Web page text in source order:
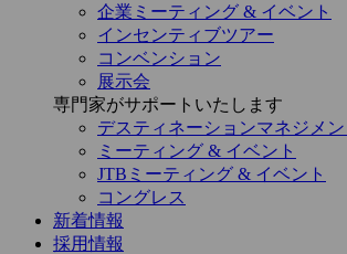
企業ミーティング & イベント
インセンティブツアー
コンベンション
展示会
専門家がサポートいたします
デスティネーションマネジメン
ミーティング & イベント
JTBミーティング & イベント
コングレス
新着情報
採用情報